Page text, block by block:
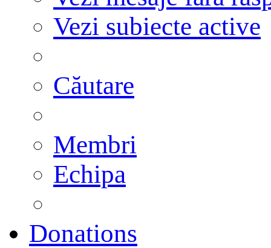
Vezi subiecte active
Căutare
Membri
Echipa
Donations